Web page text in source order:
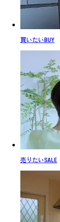
買いたい BUY
売りたいSALE